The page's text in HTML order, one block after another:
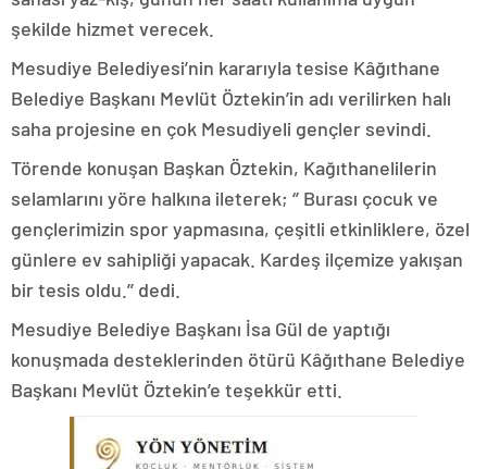
şekilde hizmet verecek.
Mesudiye Belediyesi’nin kararıyla tesise Kâğıthane
Belediye Başkanı Mevlüt Öztekin’in adı verilirken halı
saha projesine en çok Mesudiyeli gençler sevindi.
Törende konuşan Başkan Öztekin, Kağıthanelilerin
selamlarını yöre halkına ileterek; ‘’ Burası çocuk ve
gençlerimizin spor yapmasına, çeşitli etkinliklere, özel
günlere ev sahipliği yapacak. Kardeş ilçemize yakışan
bir tesis oldu.’’ dedi.
Mesudiye Belediye Başkanı İsa Gül de yaptığı
konuşmada desteklerinden ötürü Kâğıthane Belediye
Başkanı Mevlüt Öztekin’e teşekkür etti.